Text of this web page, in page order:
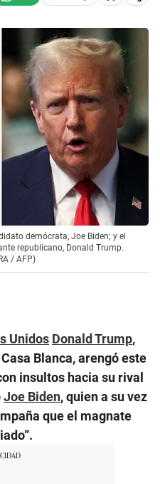
demócrata, Joe Biden; y el
republicano, Donald Trump.
/ AFP)
Unidos Donald Trump,
Blanca, arengó este
insultos hacia su rival
Joe Biden, quien a su vez
que el magnate